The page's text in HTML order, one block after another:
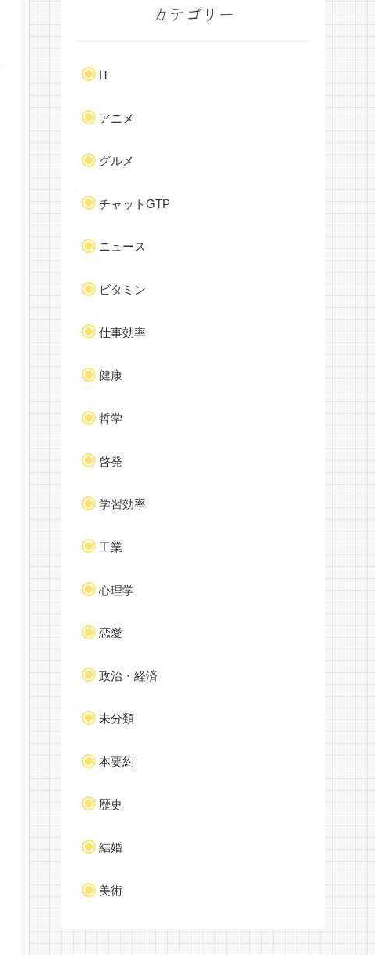
カテゴリー
IT
アニメ
グルメ
チャットGTP
ニュース
ビタミン
仕事効率
健康
哲学
啓発
学習効率
工業
心理学
恋愛
政治・経済
未分類
本要約
歴史
結婚
美術